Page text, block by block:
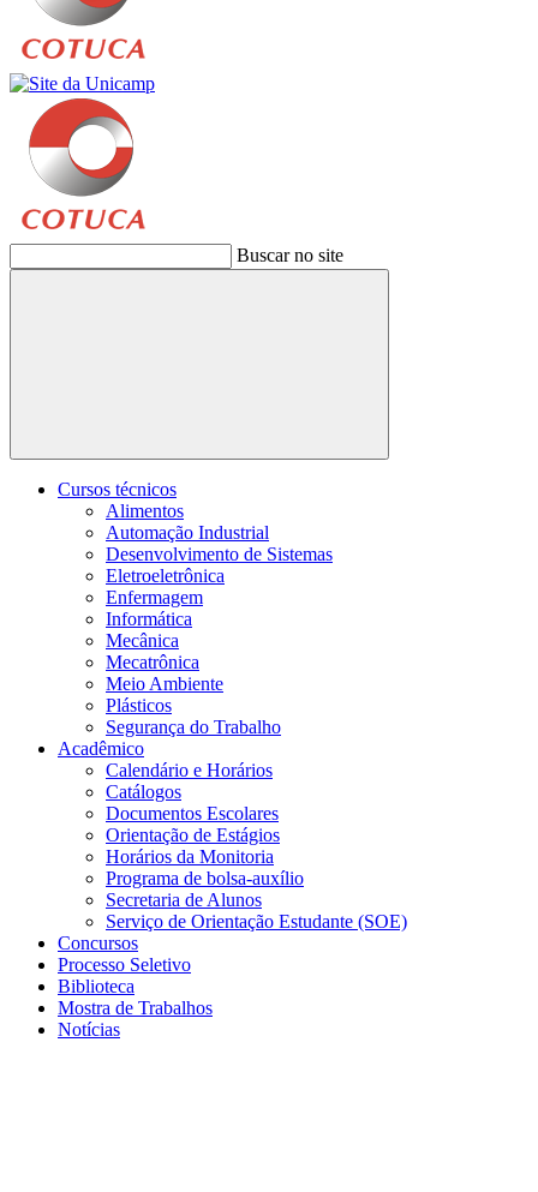
Buscar no site
Buscar
Cursos técnicos
Alimentos
Automação Industrial
Desenvolvimento de Sistemas
Eletroeletrônica
Enfermagem
Informática
Mecânica
Mecatrônica
Meio Ambiente
Plásticos
Segurança do Trabalho
Acadêmico
Calendário e Horários
Catálogos
Documentos Escolares
Orientação de Estágios
Horários da Monitoria
Programa de bolsa-auxílio
Secretaria de Alunos
Serviço de Orientação Estudante (SOE)
Concursos
Processo Seletivo
Biblioteca
Mostra de Trabalhos
Notícias